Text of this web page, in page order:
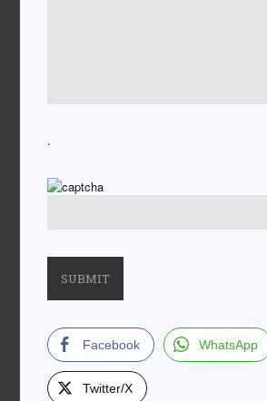
.
Facebook WhatsApp
Twitter/X